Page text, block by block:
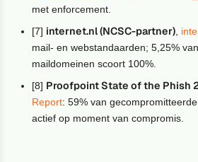
met enforcement.
[7] internet.nl (NCSC-partner)
mail- en webstandaarden; 5,25%
maildomeinen scoort 100%.
[8] Proofpoint State of the Phish
Report: 59% van
actief op moment van compromis.